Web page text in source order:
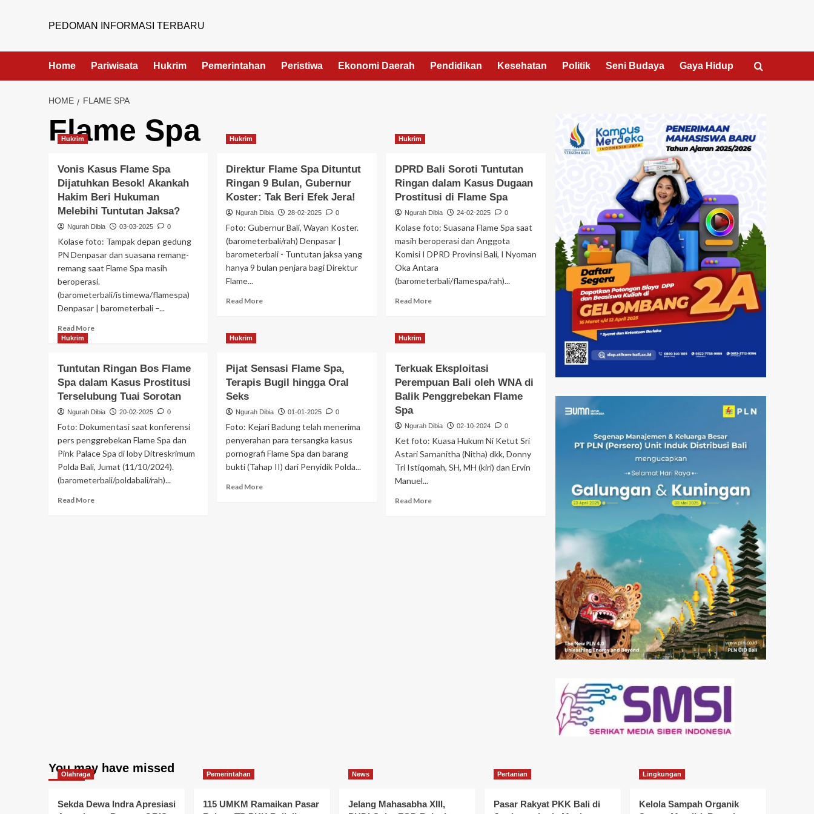
PEDOMAN INFORMASI TERBARU
Home Pariwisata Hukrim Pemerintahan Peristiwa Ekonomi Daerah Pendidikan Kesehatan Politik Seni Budaya Gaya Hidup
HOME FLAME SPA
Flame Spa
Hukrim
Vonis Kasus Flame Spa
Dijatuhkan Besok! Akankah
Hakim Beri Hukuman
Melebihi Tuntutan Jaksa?
Ngurah Dibia 03-03-2025 0
Kolase foto: Tampak depan gedung
PN Denpasar dan suasana remang-
remang saat Flame Spa masih
beroperasi.
(barometerbali/istimewa/flamespa)
Denpasar | barometerbali –...
Read More
Hukrim
Direktur Flame Spa Dituntut
Ringan 9 Bulan, Gubernur
Koster: Tak Beri Efek Jera!
Ngurah Dibia 28-02-2025 0
Foto: Gubernur Bali, Wayan Koster.
(barometerbali/rah) Denpasar |
barometerbali - Tuntutan jaksa yang
hanya 9 bulan penjara bagi Direktur
Flame...
Read More
Hukrim
DPRD Bali Soroti Tuntutan
Ringan dalam Kasus Dugaan
Prostitusi di Flame Spa
Ngurah Dibia 24-02-2025 0
Kolase foto: Suasana Flame Spa saat
masih beroperasi dan Anggota
Komisi I DPRD Provinsi Bali, I Nyoman
Oka Antara
(barometerbali/flamespa/rah)...
Read More
Hukrim
Tuntutan Ringan Bos Flame
Spa dalam Kasus Prostitusi
Terselubung Tuai Sorotan
Ngurah Dibia 20-02-2025 0
Foto: Dokumentasi saat konferensi
pers penggrebekan Flame Spa dan
Pink Palace Spa di loby Ditreskrimum
Polda Bali, Jumat (11/10/2024).
(barometerbali/poldabali/rah)...
Read More
Hukrim
Pijat Sensasi Flame Spa,
Terapis Bugil hingga Oral
Seks
Ngurah Dibia 01-01-2025 0
Foto: Kejari Badung telah menerima
penyerahan para tersangka kasus
pornografi Flame Spa dan barang
bukti (Tahap II) dari Penyidik Polda...
Read More
Hukrim
Terkuak Eksploitasi
Perempuan Bali oleh WNA di
Balik Penggrebekan Flame
Spa
Ngurah Dibia 02-10-2024 0
Ket foto: Kuasa Hukum Ni Ketut Sri
Astari Sarnanitha (Nitha) dkk, Donny
Tri Istiqomah, SH, MH (kiri) dan Ervin
Manuel...
Read More
You may have missed
Olahraga
Sekda Dewa Indra Apresiasi
Pemerintahan
115 UMKM Ramaikan Pasar
News
Jelang Mahasabha XIII,
Pertanian
Pasar Rakyat PKK Bali di
Lingkungan
Kelola Sampah Organik